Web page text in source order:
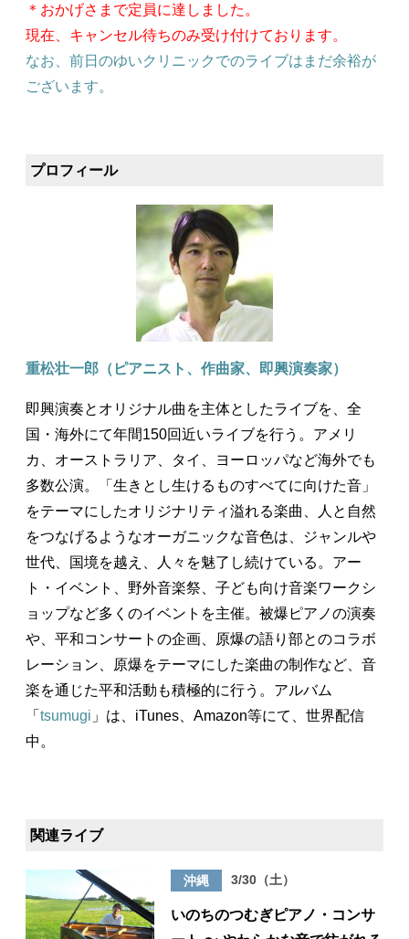
＊おかげさまで定員に達しました。
現在、キャンセル待ちのみ受け付けております。
なお、前日のゆいクリニックでのライブはまだ余裕が
ございます。
プロフィール
重松壮一郎（ピアニスト、作曲家、即興演奏家）
即興演奏とオリジナル曲を主体としたライブを、全
国・海外にて年間150回近いライブを行う。アメリ
カ、オーストラリア、タイ、ヨーロッパなど海外でも
多数公演。「生きとし生けるものすべてに向けた音」
をテーマにしたオリジナリティ溢れる楽曲、人と自然
をつなげるようなオーガニックな音色は、ジャンルや
世代、国境を越え、人々を魅了し続けている。アー
ト・イベント、野外音楽祭、子ども向け音楽ワークシ
ョップなど多くのイベントを主催。被爆ピアノの演奏
や、平和コンサートの企画、原爆の語り部とのコラボ
レーション、原爆をテーマにした楽曲の制作など、音
楽を通じた平和活動も積極的に行う。アルバム
「 tsumugi 」は、iTunes、Amazon等にて、世界配信
中。
関連ライブ
沖縄 3/30（土）
いのちのつむぎピアノ・コンサ